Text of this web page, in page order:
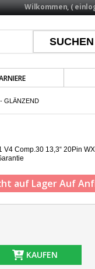
Wilkommen, (
GLÄNZEND
V4 Comp.30 13,3“ 20Pin
auf Lager Auf
KAUFEN